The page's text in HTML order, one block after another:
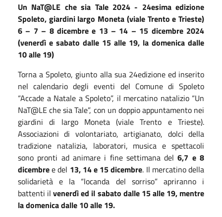
Un NaT@LE che sia Tale 2024 - 24esima edizione
Spoleto, giardini largo Moneta (viale Trento e Trieste)
6 – 7 – 8 dicembre e 13 – 14 – 15 dicembre 2024
(venerdì e sabato dalle 15 alle 19, la domenica dalle
10 alle 19)
Torna a Spoleto, giunto alla sua 24edizione ed inserito
nel calendario degli eventi del Comune di Spoleto
“Accade a Natale a Spoleto”, il mercatino natalizio “Un
NaT@LE che sia Tale”, con un doppio appuntamento nei
giardini di largo Moneta (viale Trento e Trieste).
Associazioni di volontariato, artigianato, dolci della
tradizione natalizia, laboratori, musica e spettacoli
sono pronti ad animare i fine settimana del6,7 e 8
dicembree del 13, 14 e 15 dicembre. Il mercatino della
solidarietà e la “locanda del sorriso” apriranno i
battenti ilvenerdì ed il sabato dalle 15 alle 19, mentre
la domenica dalle 10 alle 19.